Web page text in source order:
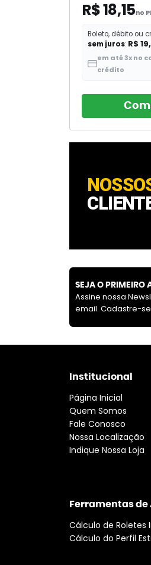
R$ 18,15no
Boleto, débito ou
sem juros: R$
em até 3x no
crédito
SEJA O PRIMEIRO
Assine nossa
email. Cadastre-
Institucional
Página Inicial
Quem Somos
Fale Conosco
Nossa Localização
Indique Nossa Loja
Ferramentas de
Cálculo de Roletes
Cálculo do Perfil